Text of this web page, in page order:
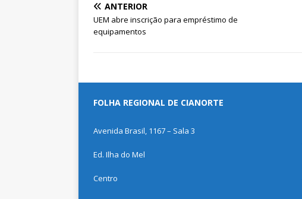
ANTERIOR
UEM abre inscrição para empréstimo de
equipamentos
FOLHA REGIONAL DE CIANORTE
Avenida Brasil, 1167 – Sala 3
Ed. Ilha do Mel
Centro